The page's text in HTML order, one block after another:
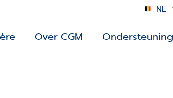
NL
Over CGM Ondersteuning